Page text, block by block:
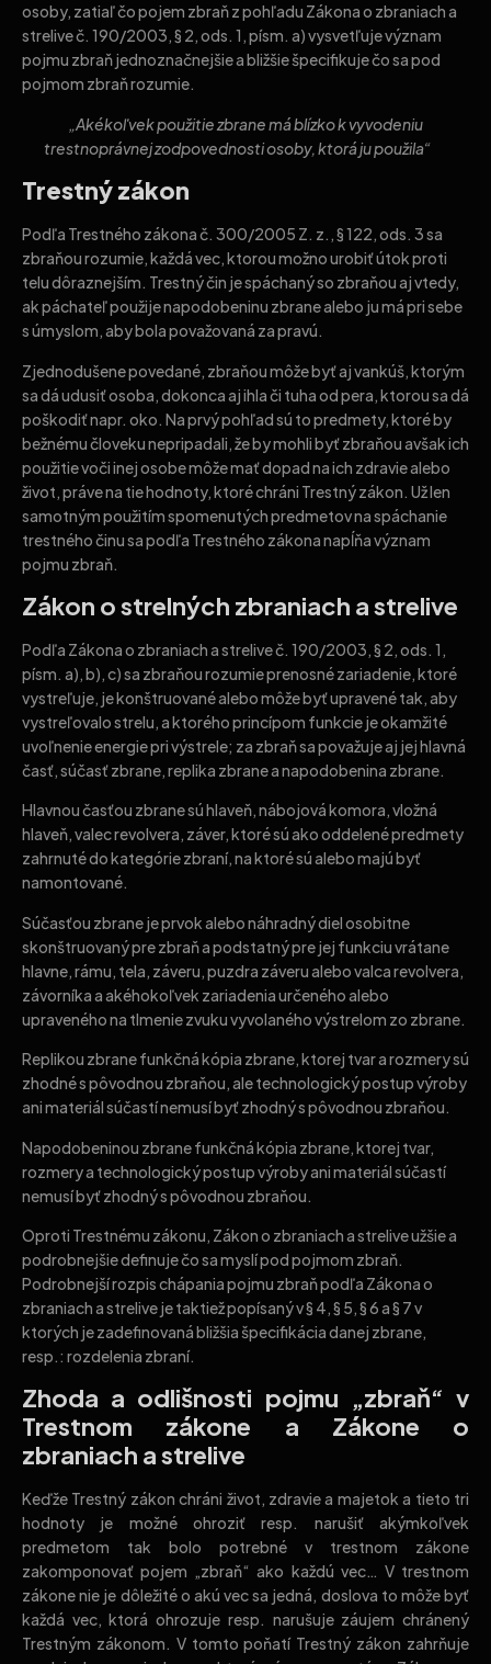
osoby, zatiaľ čo pojem zbraň z pohľadu Zákona o zbraniach a
strelive č. 190/2003, § 2, ods. 1, písm. a) vysvetľuje význam
pojmu zbraň jednoznačnejšie a bližšie špecifikuje čo sa pod
pojmom zbraň rozumie.
„Akékoľvek použitie zbrane má blízko k vyvodeniu
trestnoprávnej zodpovednosti osoby, ktorá ju použila“
Trestný zákon
Podľa Trestného zákona č. 300/2005 Z. z., § 122, ods. 3 sa
zbraňou rozumie, každá vec, ktorou možno urobiť útok proti
telu dôraznejším. Trestný čin je spáchaný so zbraňou aj vtedy,
ak páchateľ použije napodobeninu zbrane alebo ju má pri sebe
s úmyslom, aby bola považovaná za pravú.
Zjednodušene povedané, zbraňou môže byť aj vankúš, ktorým
sa dá udusiť osoba, dokonca aj ihla či tuha od pera, ktorou sa dá
poškodiť napr. oko. Na prvý pohľad sú to predmety, ktoré by
bežnému človeku nepripadali, že by mohli byť zbraňou avšak ich
použitie voči inej osobe môže mať dopad na ich zdravie alebo
život, práve na tie hodnoty, ktoré chráni Trestný zákon. Už len
samotným použitím spomenutých predmetov na spáchanie
trestného činu sa podľa Trestného zákona napĺňa význam
pojmu zbraň.
Zákon o strelných zbraniach a strelive
Podľa Zákona o zbraniach a strelive č. 190/2003, § 2, ods. 1,
písm. a), b), c) sa zbraňou rozumie prenosné zariadenie, ktoré
vystreľuje, je konštruované alebo môže byť upravené tak, aby
vystreľovalo strelu, a ktorého princípom funkcie je okamžité
uvoľnenie energie pri výstrele; za zbraň sa považuje aj jej hlavná
časť, súčasť zbrane, replika zbrane a napodobenina zbrane.
Hlavnou časťou zbrane sú hlaveň, nábojová komora, vložná
hlaveň, valec revolvera, záver, ktoré sú ako oddelené predmety
zahrnuté do kategórie zbraní, na ktoré sú alebo majú byť
namontované.
Súčasťou zbrane je prvok alebo náhradný diel osobitne
skonštruovaný pre zbraň a podstatný pre jej funkciu vrátane
hlavne, rámu, tela, záveru, puzdra záveru alebo valca revolvera,
závorníka a akéhokoľvek zariadenia určeného alebo
upraveného na tlmenie zvuku vyvolaného výstrelom zo zbrane.
Replikou zbrane funkčná kópia zbrane, ktorej tvar a rozmery sú
zhodné s pôvodnou zbraňou, ale technologický postup výroby
ani materiál súčastí nemusí byť zhodný s pôvodnou zbraňou.
Napodobeninou zbrane funkčná kópia zbrane, ktorej tvar,
rozmery a technologický postup výroby ani materiál súčastí
nemusí byť zhodný s pôvodnou zbraňou.
Oproti Trestnému zákonu, Zákon o zbraniach a strelive užšie a
podrobnejšie definuje čo sa myslí pod pojmom zbraň.
Podrobnejší rozpis chápania pojmu zbraň podľa Zákona o
zbraniach a strelive je taktiež popísaný v § 4, § 5, § 6 a § 7 v
ktorých je zadefinovaná bližšia špecifikácia danej zbrane,
resp.: rozdelenia zbraní.
Zhoda a odlišnosti pojmu „zbraň“ v
Trestnom zákone a Zákone o
zbraniach a strelive
Keďže Trestný zákon chráni život, zdravie a majetok a tieto tri
hodnoty je možné ohroziť resp. narušiť akýmkoľvek
predmetom tak bolo potrebné v trestnom zákone
zakomponovať pojem „zbraň“ ako každú vec… V trestnom
zákone nie je dôležité o akú vec sa jedná, doslova to môže byť
každá vec, ktorá ohrozuje resp. narušuje záujem chránený
Trestným zákonom. V tomto poňatí Trestný zákon zahrňuje